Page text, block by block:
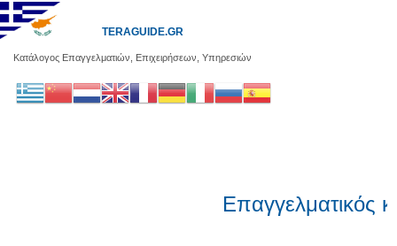
Κατάλογος Επαγγελματιών, Επιχειρήσεων, Υπηρεσιών
TERAGUIDE.GR
Επαγγελματικός